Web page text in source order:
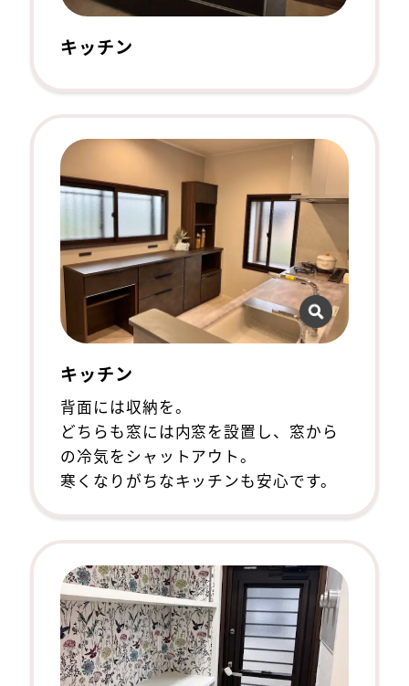
キッチン
キッチン
背面には収納を。
どちらも窓には内窓を設置し、窓から
の冷気をシャットアウト。
寒くなりがちなキッチンも安心です。